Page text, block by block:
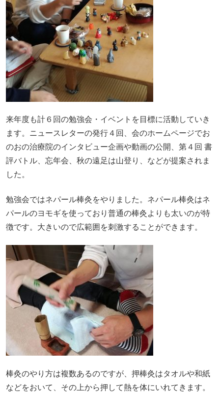
来年度も計６回の勉強会・イベントを目標に活動していき
ます。ニュースレターの発行４回、会のホームページでお
のおの治療院のインタビュー企画や動画の公開、第４回 書
評バトル、忘年会、秋の遠足は山登り、などが提案されま
した。
勉強会ではネパール棒灸をやりました。ネパール棒灸はネ
パールのヨモギを使っており普通の棒灸よりも太いのが特
徴です。大きいので広範囲を刺激することができます。
棒灸のやり方は複数あるのですが、押棒灸はタオルや和紙
などをおいて、その上から押して熱を体にいれてきます。